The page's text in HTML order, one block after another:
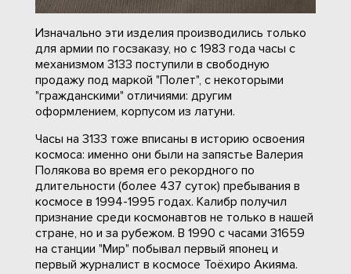
Изначально эти изделия производились только
для армии по госзаказу, но с 1983 года часы с
механизмом 3133 поступили в свободную
продажу под маркой "Полет", с некоторыми
"гражданскими" отличиями: другим
оформлением, корпусом из латуни.
Часы на 3133 тоже вписаны в историю освоения
космоса: именно они были на запястье Валерия
Полякова во время его рекордного по
длительности (более 437 суток) пребывания в
космосе в 1994-1995 годах. Калибр получил
признание среди космонавтов не только в нашей
стране, но и за рубежом. В 1990 с часами 31659
на станции "Мир" побывал первый японец и
первый журналист в космосе Тоёхиро Акияма.